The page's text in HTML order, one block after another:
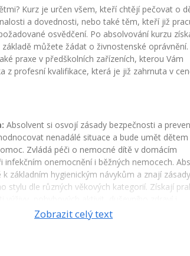
Kurz je určen všem, kteří chtějí pečovat o
a dovednosti, nebo také těm, kteří již
osvědčení. Po absolvování kurzu
můžete žádat o živnostenské oprávnění.
praxe v předškolních zařízeních, kterou Vám
z profesní kvalifikace, která je již zahrnuta v
Absolvent si osvojí zásady bezpečnosti a
nenadálé situace a bude umět dětem
Zvládá péči o nemocné dítě v domácím
onemocnění i běžných nemocech.
základním hygienickým návykům a znají zásady
stylu dle různých věkových kategorií. Získají
Naučí se uplatňovat metody a formy
věk dítěte, budou umět organizovat různé typy
Zobrazit celý text